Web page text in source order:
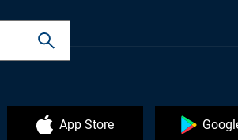
App Store